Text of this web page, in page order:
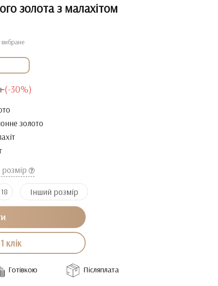
золота з малахітом
(-30%)
золото
розмір
18 Інший розмір
клік
Готівкою Післяплата